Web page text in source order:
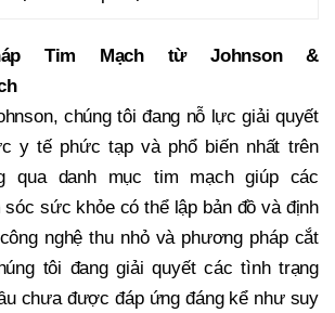
Tim Mạch từ Johnson &
chúng tôi đang nỗ lực giải quyết
y tế phức tạp và phổ biến nhất trên
qua danh mục tim mạch giúp các
sóc sức khỏe có thể lập bản đồ và định
nghệ thu nhỏ và phương pháp cắt
tôi đang giải quyết các tình trạng
chưa được đáp ứng đáng kể như suy